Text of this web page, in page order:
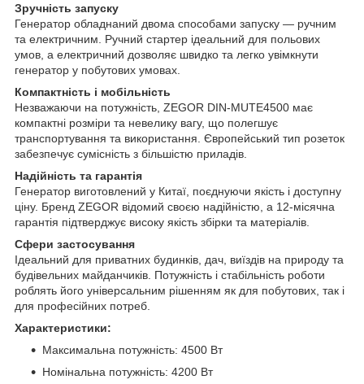
Зручність запуску
Генератор обладнаний двома способами запуску — ручним
та електричним. Ручний стартер ідеальний для польових
умов, а електричний дозволяє швидко та легко увімкнути
генератор у побутових умовах.
Компактність і мобільність
Незважаючи на потужність, ZEGOR DIN-MUTE4500 має
компактні розміри та невелику вагу, що полегшує
транспортування та використання. Європейський тип розеток
забезпечує сумісність з більшістю приладів.
Надійність та гарантія
Генератор виготовлений у Китаї, поєднуючи якість і доступну
ціну. Бренд ZEGOR відомий своєю надійністю, а 12-місячна
гарантія підтверджує високу якість збірки та матеріалів.
Сфери застосування
Ідеальний для приватних будинків, дач, виїздів на природу та
будівельних майданчиків. Потужність і стабільність роботи
роблять його універсальним рішенням як для побутових, так і
для професійних потреб.
Характеристики:
Максимальна потужність: 4500 Вт
Номінальна потужність: 4200 Вт